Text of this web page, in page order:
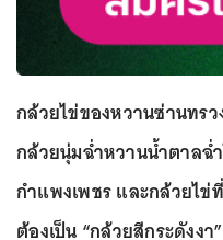
กล้วยไข่ของหวานซ่านทร
กล้วยนุ่มฉ่ำหวานน้ำตาลฉ่
กำแพงเพชร และกล้วยไข่
ต้องเป็น “กล้วยสีกระดังง